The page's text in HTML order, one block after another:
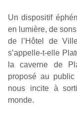
Un dispositif
en lumière, de
de l’Hôtel de
s’appelle-t-elle
la caverne de
proposé au
nous incite à
monde.